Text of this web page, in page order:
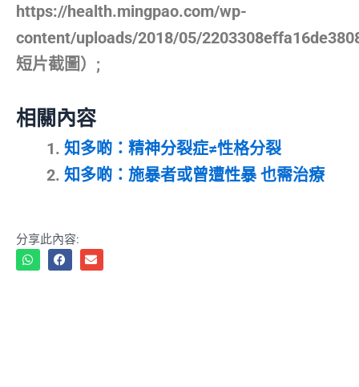
https://health.mingpao.com/wp-
content/uploads/2018/05/
短片截圖）;
相關內容
知多啲：精神分裂症≠性格分裂
知多啲：施暴者或曾遭性暴 也需治療
分享此內容: